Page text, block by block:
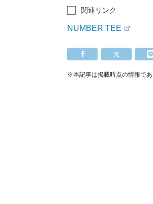
関連リンク
NUMBER TEE
※本記事は掲載時点の情報であ